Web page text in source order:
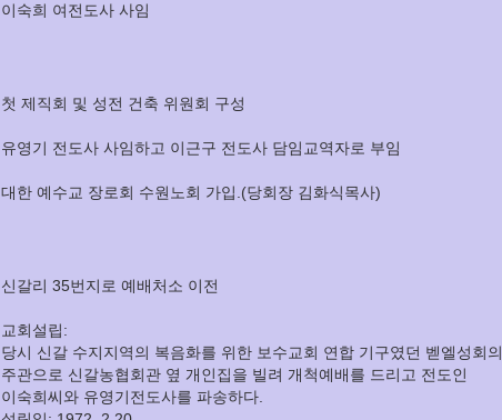
이숙희 여전도사 사임
첫 제직회 및 성전 건축 위원회 구성
유영기 전도사 사임하고 이근구 전도사 담임교역자로 부임
대한 예수교 장로회 수원노회 가입.(당회장 김화식목사)
신갈리 35번지로 예배처소 이전
교회설립:
당시 신갈 수지지역의 복음화를 위한 보수교회 연합 기구였던 벧엘성회의
주관으로 신갈농협회관 옆 개인집을 빌려 개척예배를 드리고 전도인
이숙희씨와 유영기전도사를 파송하다.